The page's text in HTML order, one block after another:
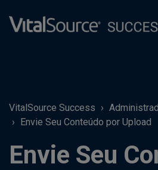
VitalSource Success
Envie Seu Conteúdo por Upload
Envie Seu